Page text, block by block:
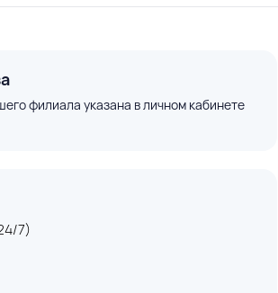
филиала указана в личном кабинете
7)